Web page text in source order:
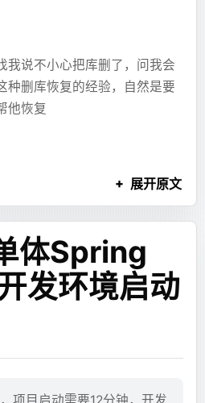
序图、关系图。
布局完成之后才能看。只要
就可以先预览它。
要
处理]
些内容组装起来：
不重要，评论之类的动态功
客内容的人来说，有没有评论
也没有人发表什么很有价值的
做这些，先把标准端口的博
简单了，直接用 Hexo 快快
Pages 上，搭完之后配
烦，之前博客用的主题有一个
，而且如果要修改会更麻烦，
题和插件，改起来很绕。
么方便，我直接 vibe 一个得
Pages 的方案快速vibe了
把博客导了出来做成了现在的
镜像。
172.17.0.1:7890"
172.17.0.1:7890"
npm/git 等的全局代理（通常是
172.17.0.1:7890"
172.17.0.1:7890"
我说不小心把库删了，问我会
种删库恢复的经验，自然是要
他恢复
止继续写入或者丢失服务数据
是否开启 SHOW VARIABLES
，发现是开着的
，推测是开启了过期清理
联系了相关同事
展开原文
体Spring
发环境启动
项目启动需要12分钟，开发